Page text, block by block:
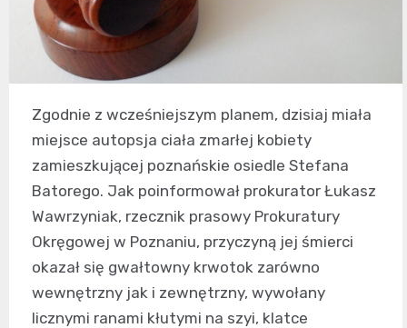
Zgodnie z wcześniejszym planem, dzisiaj miała
miejsce autopsja ciała zmarłej kobiety
zamieszkującej poznańskie osiedle Stefana
Batorego. Jak poinformował prokurator Łukasz
Wawrzyniak, rzecznik prasowy Prokuratury
Okręgowej w Poznaniu, przyczyną jej śmierci
okazał się gwałtowny krwotok zarówno
wewnętrzny jak i zewnętrzny, wywołany
licznymi ranami kłutymi na szyi, klatce